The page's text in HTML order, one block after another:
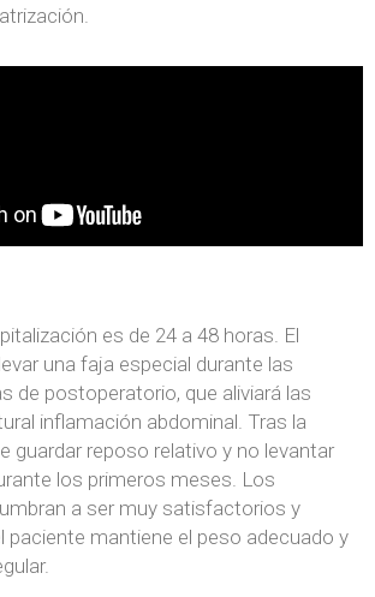
es de 24 a 48 horas. El
una faja especial durante las
de postoperatorio, que aliviará las
inflamación abdominal. Tras la
guardar reposo relativo y no levantar
los primeros meses. Los
a ser muy satisfactorios y
paciente mantiene el peso adecuado y